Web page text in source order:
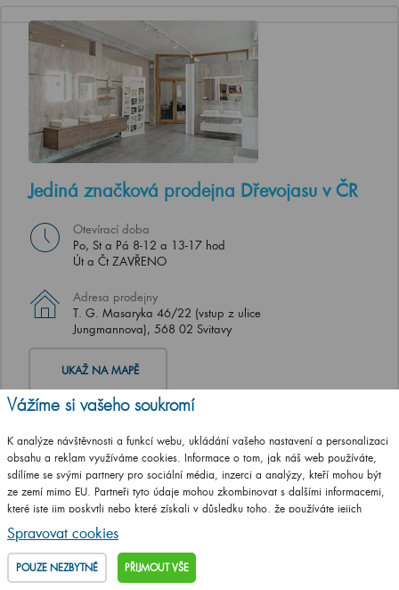
Jediná značková prodejna Dřevojasu v ČR
Otevírací doba
Po, St a Pá 8-12 a 13-17 hod
Út a Čt ZAVŘENO
Adresa prodejny
T. G. Masaryka 46/22 (vstup z ulice
Jungmannova), 568 02 Svitavy
UKAŽ NA MAPĚ
Vážíme si vašeho soukromí
K analýze návštěvnosti a funkcí webu, ukládání vašeho nastavení a personalizaci
obsahu a reklam využíváme cookies. Informace o tom, jak náš web používáte,
sdílíme se svými partnery pro sociální média, inzerci a analýzy, kteří mohou být
ze zemí mimo EU. Partneři tyto údaje mohou zkombinovat s dalšími informacemi,
které jste jim poskytli nebo které získali v důsledku toho, že používáte jejich
služby.
Podrobné informace
Spravovat cookies
POUZE NEZBYTNÉ PŘIJMOUT VŠE